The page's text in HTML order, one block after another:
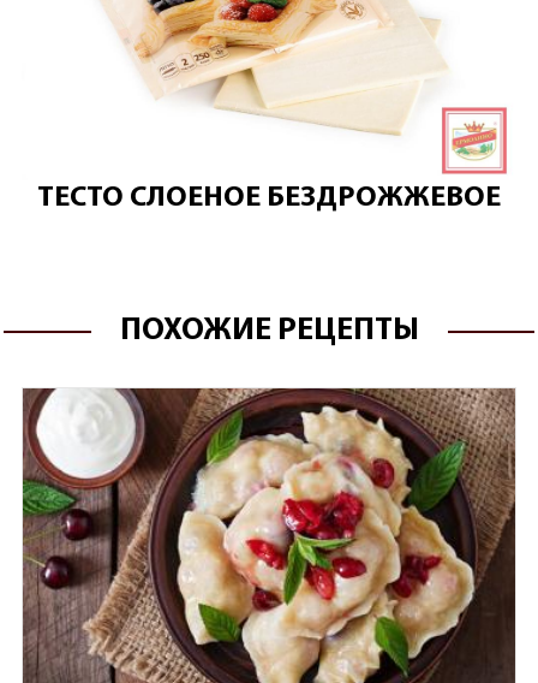
ТЕСТО СЛОЕНОЕ БЕЗДРОЖЖЕВОЕ
ПОХОЖИЕ РЕЦЕПТЫ